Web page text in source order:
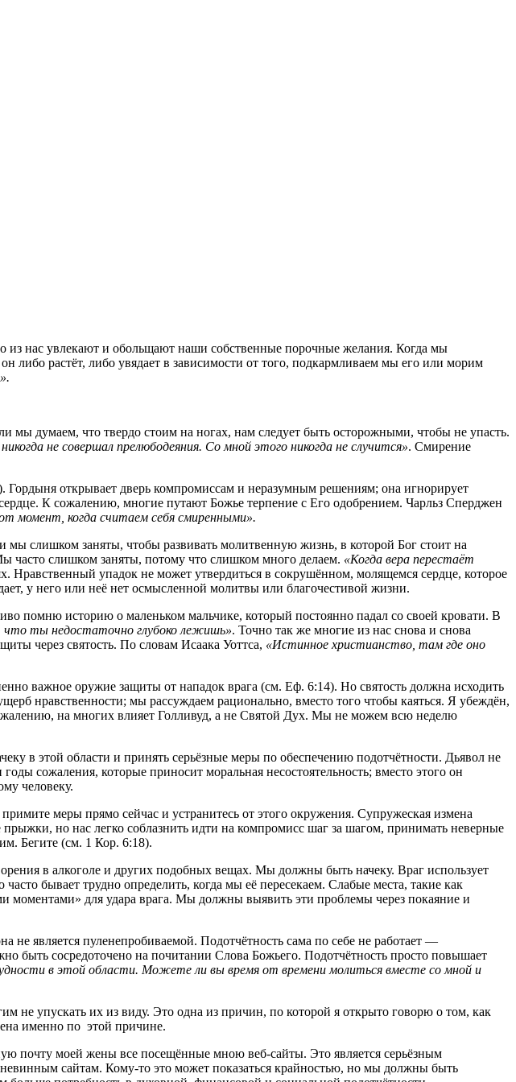
нас увлекают и обольщают наши собственные порочные желания. Когда мы
растёт, либо увядает в зависимости от того, подкармливаем мы его или морим
мы думаем, что твердо стоим на ногах, нам следует быть осторожными, чтобы не упасть.
не совершал прелюбодеяния. Со мной этого никогда не случится». Смирение
Гордыня открывает дверь компромиссам и неразумным решениям; она игнорирует
К сожалению, многие путают Божье терпение с Его одобрением. Чарльз Сперджен
момент, когда считаем себя смиренными».
слишком заняты, чтобы развивать молитвенную жизнь, в которой Бог стоит на
слишком заняты, потому что слишком много делаем. «Когда вера перестаёт
Нравственный упадок не может утвердиться в сокрушённом, молящемся сердце, которое
у него или неё нет осмысленной молитвы или благочестивой жизни.
помню историю о маленьком мальчике, который постоянно падал со своей кровати. В
ты недостаточно глубоко лежишь». Точно так же многие из нас снова и снова
через святость. По словам Исаака Уоттса, «Истинное христианство, там где оно
важное оружие защиты от нападок врага (см. Еф. 6:14). Но святость должна исходить
нравственности; мы рассуждаем рационально, вместо того чтобы каяться. Я убеждён,
на многих влияет Голливуд, а не Святой Дух. Мы не можем всю неделю
в этой области и принять серьёзные меры по обеспечению подотчётности. Дьявол не
сожаления, которые приносит моральная несостоятельность; вместо этого он
человеку.
меры прямо сейчас и устранитесь от этого окружения. Супружеская измена
но нас легко соблазнить идти на компромисс шаг за шагом, принимать неверные
Бегите (см. 1 Кор. 6:18).
в алкоголе и других подобных вещах. Мы должны быть начеку. Враг использует
бывает трудно определить, когда мы её пересекаем. Слабые места, такие как
моментами» для удара врага. Мы должны выявить эти проблемы через покаяние и
не является пуленепробиваемой. Подотчётность сама по себе не работает —
быть сосредоточено на почитании Слова Божьего. Подотчётность просто повышает
в этой области. Можете ли вы время от времени молиться вместе со мной и
не упускать их из виду. Это одна из причин, по которой я открыто говорю о том, как
именно по этой причине.
почту моей жены все посещённые мною веб-сайты. Это является серьёзным
сайтам. Кому-то это может показаться крайностью, но мы должны быть